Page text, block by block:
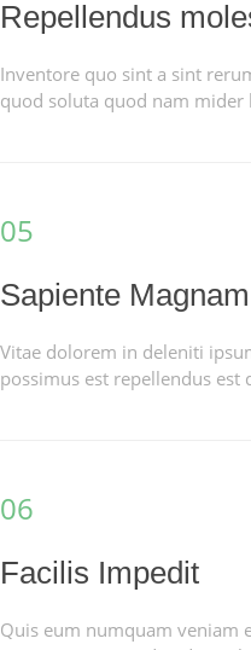
Repellendus
Inventore quo sint a sint
quod soluta quod nam mider
05
Sapiente Magnam
Vitae dolorem in deleniti
possimus est repellendus est
06
Facilis Impedit
Quis eum numquam veniam